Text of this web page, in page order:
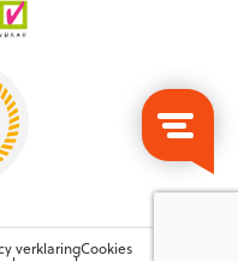
verklaringCookies